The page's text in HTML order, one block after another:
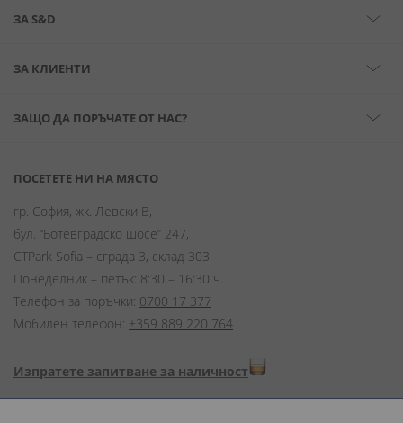
ЗА S&D
ЗА КЛИЕНТИ
ЗАЩО ДА ПОРЪЧАТЕ ОТ НАС?
ПОСЕТЕТЕ НИ НА МЯСТО
гр. София, жк. Левски В,
бул. “Ботевградско шосе” 247,
CTPark Sofia – сграда 3, склад 303
Понеделник – петък: 8:30 – 16:30 ч.
Телефон за поръчки: 0700 17 377
Мобилен телефон: +359 889 220 764
Изпратете запитване за наличност